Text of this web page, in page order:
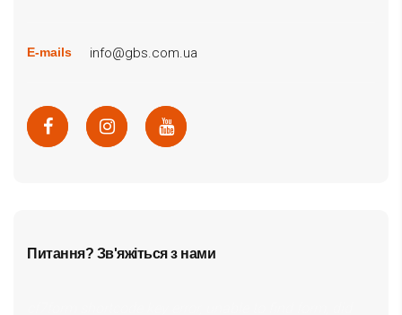
E-mails info@gbs.com.ua
Питання? Зв'яжіться з нами